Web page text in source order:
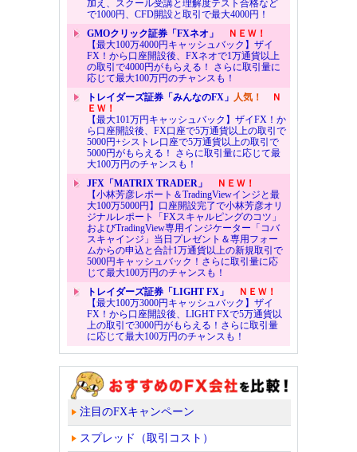
加え、スクール受講と理解度テスト合格など
で1000円、CFD開設と取引で最大4000円！
GMOクリック証券「FXネオ」
ＮＥＷ！
【最大100万4000円キャッシュバック】ザイ
FX！から口座開設後、FXネオで1万通貨以上
の取引で4000円がもらえる！ さらに取引量に
応じて最大100万円のチャンスも！
トレイダーズ証券「みんなのFX」 人気！
Ｎ
ＥＷ！
【最大101万円キャッシュバック】ザイFX！か
ら口座開設後、FX口座で5万通貨以上の取引で
5000円+シストレ口座で5万通貨以上の取引で
5000円がもらえる！ さらに取引量に応じて最
大100万円のチャンスも！
JFX「MATRIX TRADER」
ＮＥＷ！
【小林芳彦レポート＆TradingViewインジと最
大100万5000円】口座開設完了で小林芳彦オリ
ジナルレポート「FXスキャルピングのコツ」
およびTradingView専用インジケーター「コバ
スキャインジ」当日プレゼント＆専用フォー
ムからの申込と合計1万通貨以上の新規取引で
5000円キャッシュバック！さらに取引量に応
じて最大100万円のチャンスも！
トレイダーズ証券「LIGHT FX」
ＮＥＷ！
【最大100万3000円キャッシュバック】ザイ
FX！から口座開設後、LIGHT FXで5万通貨以
上の取引で3000円がもらえる！さらに取引量
に応じて最大100万円のチャンスも！
注目のFXキャンペーン
スプレッド（取引コスト）